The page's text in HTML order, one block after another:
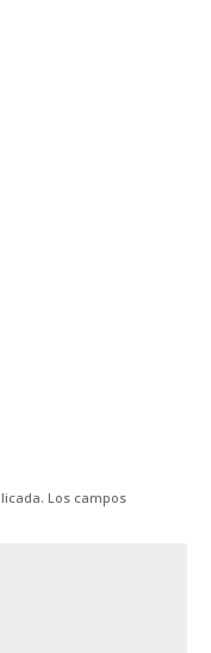
Los campos